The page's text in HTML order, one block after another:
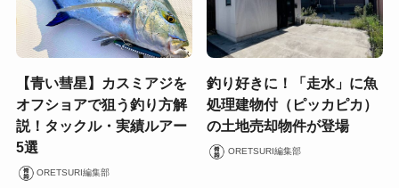
【青い彗星】カスミアジを
オフショアで狙う釣り方解
説！タックル・実績ルアー
5選
ORETSURI編集部
釣り好きに！「走水」に魚
処理建物付（ピッカピカ）
の土地売却物件が登場
ORETSURI編集部